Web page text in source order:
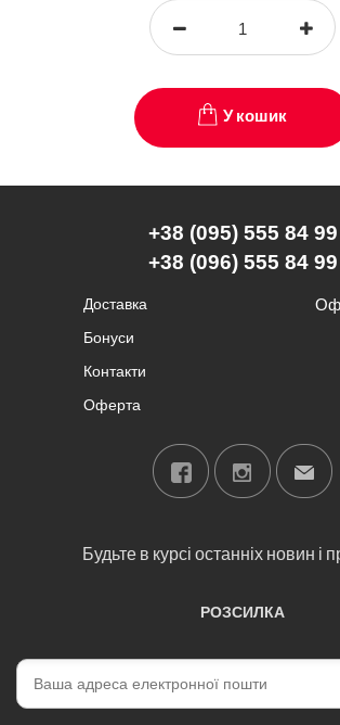
У кошик
+38 (095) 555 84 99
+38 (096) 555 84 99
Доставка
Бонуси
Контакти
Оферта
Будьте в курсі останніх новин і
РОЗСИЛКА